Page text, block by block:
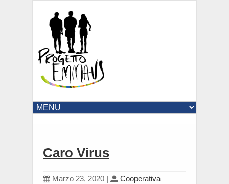
Caro Virus
Marzo 23, 2020 |
Cooperativa